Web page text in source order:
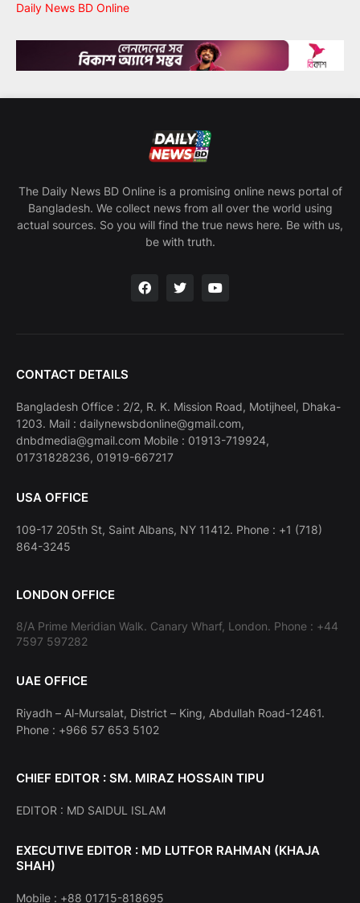
Daily News BD Online
The Daily News BD Online is a promising online news portal of
Bangladesh. We collect news from all over the world using
actual sources. So you will find the true news here. Be with us,
be with truth.
CONTACT DETAILS
Bangladesh Office : 2/2, R. K. Mission Road, Motijheel, Dhaka-
1203. Mail : dailynewsbdonline@gmail.com,
dnbdmedia@gmail.com Mobile : 01913-719924,
01731828236, 01919-667217
USA OFFICE
109-17 205th St, Saint Albans, NY 11412. Phone : +1 (718)
864-3245
LONDON OFFICE
8/A Prime Meridian Walk. Canary Wharf, London. Phone : +44
7597 597282
UAE OFFICE
Riyadh – Al-Mursalat, District – King, Abdullah Road-12461.
Phone : +966 57 653 5102
CHIEF EDITOR : SM. MIRAZ HOSSAIN TIPU
EDITOR : MD SAIDUL ISLAM
EXECUTIVE EDITOR : MD LUTFOR RAHMAN (KHAJA
SHAH)
Mobile : +88 01715-818695